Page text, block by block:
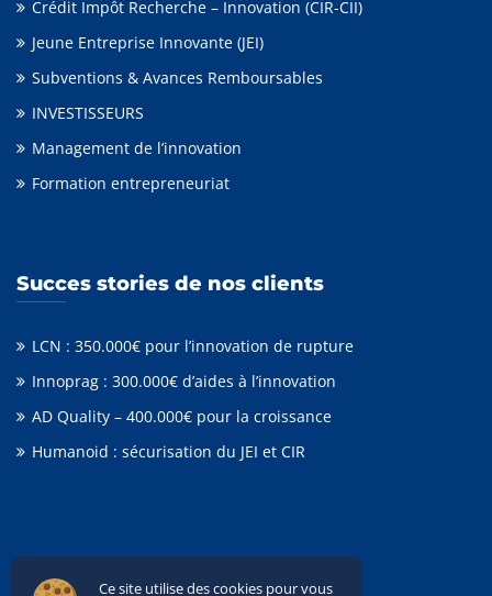
Ce site utilise des cookies pour vous
Crédit Impôt Recherche – Innovation (CIR-CII)
Jeune Entreprise Innovante (JEI)
Subventions & Avances Remboursables
INVESTISSEURS
Management de l’innovation
Formation entrepreneuriat
Succes stories de nos clients
LCN : 350.000€ pour l’innovation de rupture
Innoprag : 300.000€ d’aides à l’innovation
AD Quality – 400.000€ pour la croissance
Humanoid : sécurisation du JEI et CIR